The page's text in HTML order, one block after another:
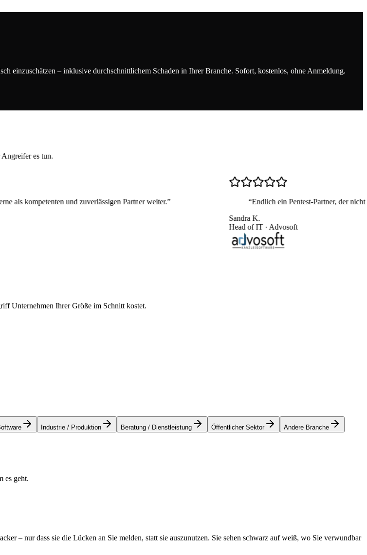
einzuschätzen – inklusive durchschnittlichem Schaden in Ihrer Branche. Sofort, kostenlos, ohne Anmeldung.
es tun.
Partner weiter.” “Endlich ein Pentest-Partner, der nicht nur eine PDF abliefert. Das
Unternehmen Ihrer Größe im Schnitt kostet.
Industrie / Produktion Beratung / Dienstleistung Öffentlicher Sektor Andere Branche
es geht.
– nur dass sie die Lücken an Sie melden, statt sie auszunutzen. Sie sehen schwarz auf weiß, wo Sie verwundbar